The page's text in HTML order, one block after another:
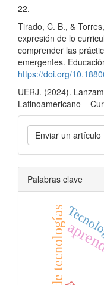
22.
Tirado, C. B., &
expresión de lo
comprender las
emergentes.
https://doi.org/
UERJ. (2024).
Latinoamericano –
Enviar
un
artículo
Enviar un artículo
Palabras clave